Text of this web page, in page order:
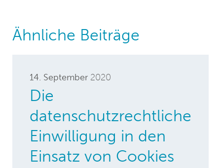
Ähnliche Beiträge
14. September 2020
Die
datenschutzrechtliche
Einwilligung in den
Einsatz von Cookies